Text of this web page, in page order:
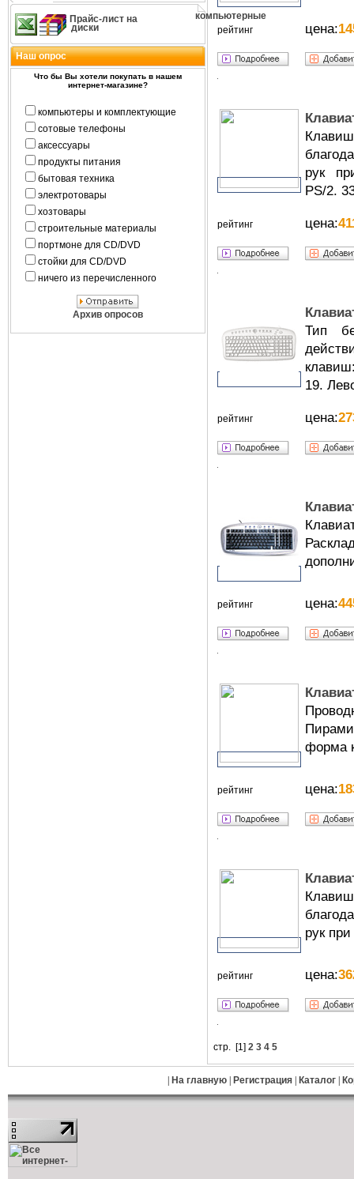
Прайс-лист на
компьютерные
диски
Наш опрос
Что бы Вы хотели покупать в нашем
интернет-магазине?
компьютеры и комплектующие
сотовые телефоны
аксессуары
продукты питания
бытовая техника
электротовары
хозтовары
строительные материалы
портмоне для CD/DVD
стойки для CD/DVD
ничего из перечисленного
Архив опросов
рейтинг цена:
рук
PS/2.
рейтинг цена:
Тип
19.
рейтинг цена:
рейтинг цена:
форма
рейтинг цена:
рук
рейтинг цена:
стр. [1] 2 3 4 5
На главную| Регистрация| Каталог|